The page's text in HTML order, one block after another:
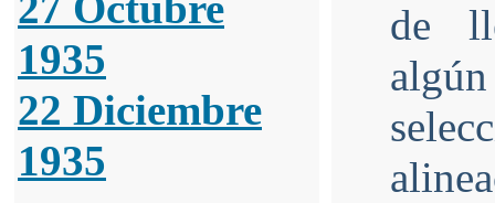
1935
22 Diciembre
1935
de